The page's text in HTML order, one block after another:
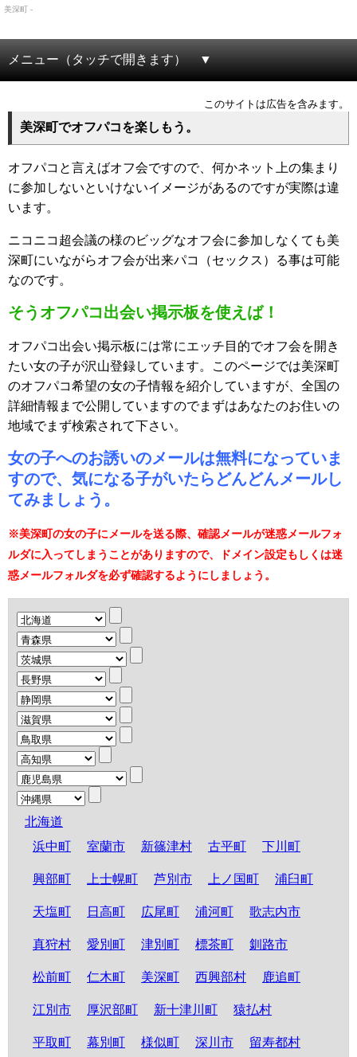
美深町 -
メニュー（タッチで開きます）
このサイトは広告を含みます。
美深町でオフパコを楽しもう。
オフパコと言えばオフ会ですので、何かネット上の集まり
に参加しないといけないイメージがあるのですが実際は違
います。
ニコニコ超会議の様のビッグなオフ会に参加しなくても美
深町にいながらオフ会が出来パコ（セックス）る事は可能
なのです。
そうオフパコ出会い掲示板を使えば！
オフパコ出会い掲示板には常にエッチ目的でオフ会を開き
たい女の子が沢山登録しています。このページでは美深町
のオフパコ希望の女の子情報を紹介していますが、全国の
詳細情報まで公開していますのでまずはあなたのお住いの
地域でまず検索されて下さい。
女の子へのお誘いのメールは無料になっていま
すので、気になる子がいたらどんどんメールし
てみましょう。
※美深町の女の子にメールを送る際、確認メールが迷惑メールフォ
ルダに入ってしまうことがありますので、ドメイン設定もしくは迷
惑メールフォルダを必ず確認するようにしましょう。
北海道
浜中町
室蘭市 新篠津村 古平町 下川町
興部町 上士幌町 芦別市 上ノ国町 浦臼町
天塩町 日高町 広尾町 浦河町 歌志内市
真狩村 愛別町 津別町 標茶町 釧路市
松前町 仁木町 美深町 西興部村 鹿追町
江別市 厚沢部町 新十津川町 猿払村
平取町 幕別町 様似町 深川市 留寿都村